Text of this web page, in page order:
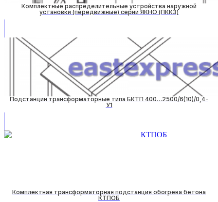
Комплектные распределительные устройства наружной
установки (передвижные) серии ЯКНО (ПККЗ)
Подстанции трансформаторные типа БКТП 400…2500/6(10)/0,4-
У1
Комплектная трансформаторная подстанция обогрева бетона
КТПОБ